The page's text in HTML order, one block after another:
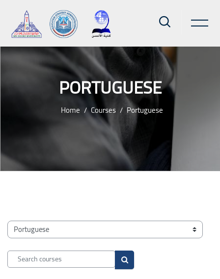
PORTUGUESE
Home Courses Portuguese
Blocks
Course categories
Search courses
Search courses